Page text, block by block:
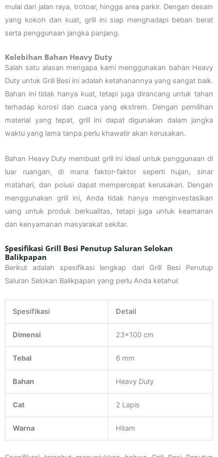
mulai dari jalan raya, trotoar, hingga area parkir. Dengan desain
yang kokoh dan kuat, grill ini siap menghadapi beban berat
serta penggunaan jangka panjang.
Kelebihan Bahan Heavy Duty
Salah satu alasan mengapa kami menggunakan bahan Heavy
Duty untuk Grill Besi ini adalah ketahanannya yang sangat baik.
Bahan ini tidak hanya kuat, tetapi juga dirancang untuk tahan
terhadap korosi dan cuaca yang ekstrem. Dengan pemilihan
material yang tepat, grill ini dapat digunakan dalam jangka
waktu yang lama tanpa perlu khawatir akan kerusakan.
Bahan Heavy Duty membuat grill ini ideal untuk penggunaan di
luar ruangan, di mana faktor-faktor seperti hujan, sinar
matahari, dan polusi dapat mempercepat kerusakan. Dengan
menggunakan grill ini, Anda tidak hanya menginvestasikan
uang untuk produk berkualitas, tetapi juga untuk keamanan
dan kenyamanan masyarakat sekitar.
Spesifikasi Grill Besi Penutup Saluran Selokan
Balikpapan
Berikut adalah spesifikasi lengkap dari Grill Besi Penutup
Saluran Selokan Balikpapan yang perlu Anda ketahui:
Spesifikasi Detail
Dimensi 23×100 cm
Tebal 6 mm
Bahan Heavy Duty
Cat 2 Lapis
Warna Hitam